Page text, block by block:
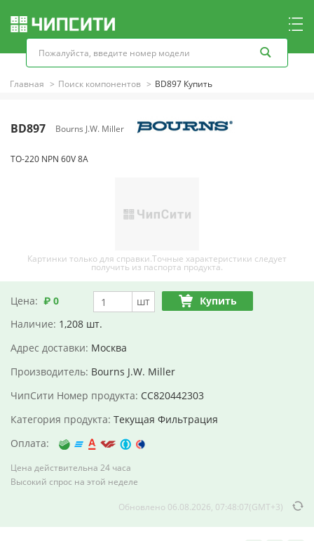
Главная Поиск компонентов BD897 Купить
BD897 Bourns J.W. Miller
TO-220 NPN 60V 8A
Картинки только для справки.Точные характеристики следует
получить из паспорта продукта.
Цена: ₽ 0 шт
Купить
Наличие: 1,208 шт.
Адрес доставки: Москва
Производитель: Bourns J.W. Miller
ЧипСити Номер продукта: CC820442303
Категория продукта: Текущая Фильтрация
Оплата:
Цена действительна 24 часа
Высокий спрос на этой неделе
Обновлено 06.08.2026, 07:48:07(GMT+3)